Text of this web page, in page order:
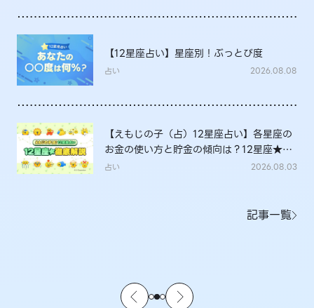
【12星座占い】星座別！ぶっとび度
占い 2026.08.08
【えもじの子（占）12星座占い】各星座の
お金の使い方と貯金の傾向は？12星座★徹
底解説
占い 2026.08.03
記事一覧